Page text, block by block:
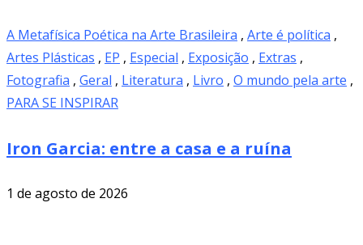
A Metafísica Poética na Arte Brasileira , Arte é política ,
Artes Plásticas , EP , Especial , Exposição , Extras ,
Fotografia , Geral , Literatura , Livro , O mundo pela arte ,
PARA SE INSPIRAR
Iron Garcia: entre a casa e a ruína
1 de agosto de 2026